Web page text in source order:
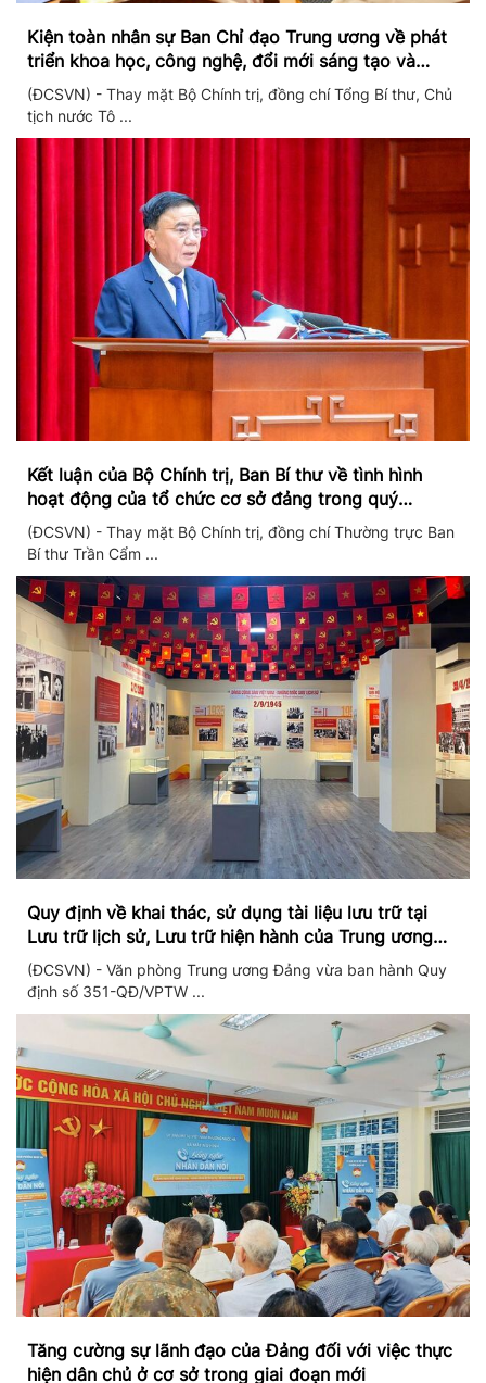
Kiện toàn nhân sự Ban Chỉ đạo Trung ương về phát
triển khoa học, công nghệ, đổi mới sáng tạo và
chuyển đổi số
(ĐCSVN) - Thay mặt Bộ Chính trị, đồng chí Tổng Bí thư, Chủ
tịch nước Tô ...
Kết luận của Bộ Chính trị, Ban Bí thư về tình hình
hoạt động của tổ chức cơ sở đảng trong quý
II/2026
(ĐCSVN) - Thay mặt Bộ Chính trị, đồng chí Thường trực Ban
Bí thư Trần Cẩm ...
Quy định về khai thác, sử dụng tài liệu lưu trữ tại
Lưu trữ lịch sử, Lưu trữ hiện hành của Trung ương
Đảng và Văn phòng Trung ương Đảng
(ĐCSVN) - Văn phòng Trung ương Đảng vừa ban hành Quy
định số 351-QĐ/VPTW ...
Tăng cường sự lãnh đạo của Đảng đối với việc thực
hiện dân chủ ở cơ sở trong giai đoạn mới